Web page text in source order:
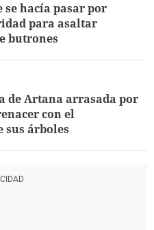
se hacía pasar por
para asaltar
butrones
de Artana arrasada por
con el
sus árboles